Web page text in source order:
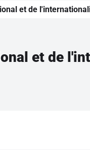
et de